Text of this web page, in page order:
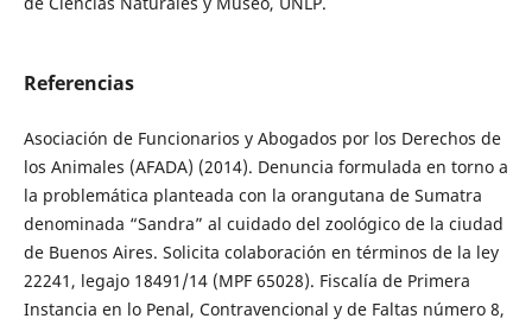
Referencias
Asociación de Funcionarios y Abogados por los Derechos de
los Animales (AFADA) (2014). Denuncia formulada en torno a
la problemática planteada con la orangutana de Sumatra
denominada “Sandra” al cuidado del zoológico de la ciudad
de Buenos Aires. Solicita colaboración en términos de la ley
22241, legajo 18491/14 (MPF 65028). Fiscalía de Primera
Instancia en lo Penal, Contravencional y de Faltas número 8,